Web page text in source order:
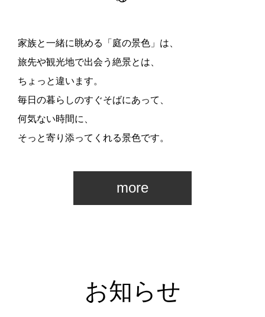
家族と一緒に眺める「庭の景色」は、
旅先や観光地で出会う絶景とは、
ちょっと違います。
毎日の暮らしのすぐそばにあって、
何気ない時間に、
そっと寄り添ってくれる景色です。
more
お知らせ